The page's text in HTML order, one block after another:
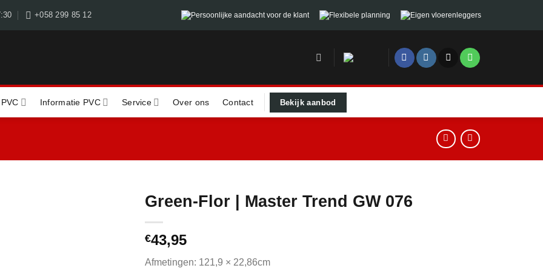
+058 299 85 12 Persoonlijke aandacht voor de klant Flexibele planning Eigen vloerenleggers
Informatie PVC Service Over ons Contact Bekijk aanbod
Green-Flor | Master Trend GW 076
€43,95
Afmetingen: 121,9 × 22,86cm